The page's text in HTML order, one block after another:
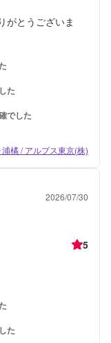
がとうございま
た
でした
橘 / アルプス東京(株)
2026/07/30
5
た